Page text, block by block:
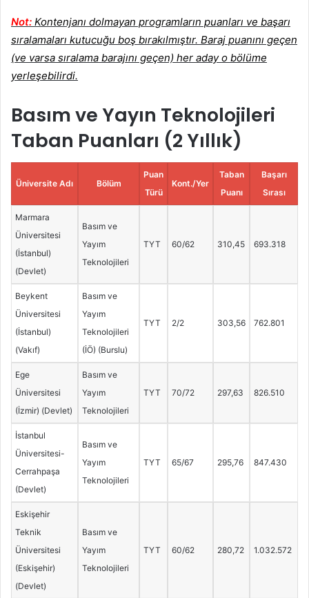
Not: Kontenjanı dolmayan programların puanları ve başarı
sıralamaları kutucuğu boş bırakılmıştır. Baraj puanını geçen
(ve varsa sıralama barajını geçen) her aday o bölüme
yerleşebilirdi.
Basım ve Yayın Teknolojileri
Taban Puanları (2 Yıllık)
Üniversite Adı Bölüm
Puan
Türü
Kont./Yer
Taban
Puanı
Başarı
Sırası
Marmara
Üniversitesi
(İstanbul)
(Devlet)
Basım ve
Yayım
Teknolojileri
TYT 60/62 310,45 693.318
Beykent
Üniversitesi
(İstanbul)
(Vakıf)
Basım ve
Yayım
Teknolojileri
(İÖ) (Burslu)
TYT 2/2 303,56 762.801
Ege
Üniversitesi
(İzmir) (Devlet)
Basım ve
Yayım
Teknolojileri
TYT 70/72 297,63 826.510
İstanbul
Üniversitesi-
Cerrahpaşa
(Devlet)
Basım ve
Yayım
Teknolojileri
TYT 65/67 295,76 847.430
Eskişehir
Teknik
Üniversitesi
(Eskişehir)
(Devlet)
Basım ve
Yayım
Teknolojileri
TYT 60/62 280,72 1.032.572